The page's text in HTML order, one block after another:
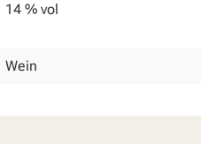
14 % vol
Wein